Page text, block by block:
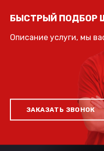
БЫСТРЫЙ ПОДБОР
Описание услуги, мы
ЗАКАЗАТЬ ЗВОНОК